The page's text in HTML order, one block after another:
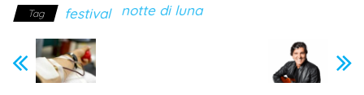
Tag festival notte di luna